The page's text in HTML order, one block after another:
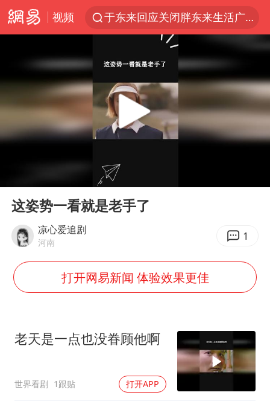
视频
于东来回应关闭胖东来生活广场店
白海豚登陆强度略强于巴威
《披荆斩棘2026》阵容官宣
杭州机场已取消航班388架次
浙江省委书记：该停下的坚决停下来
白海豚北上或致京津冀暴雨
上海有出现龙卷潜势
中国第1高楼阻尼器摆动明显
上海大部迎大暴雨
上门女婿出轨女邻居多年被判重婚罪
Play
这姿势一看就是老手了
凉心爱追剧
河南 1
打开网易新闻 体验效果更佳
老天是一点也没眷顾他啊
世界看剧 1跟贴 打开APP